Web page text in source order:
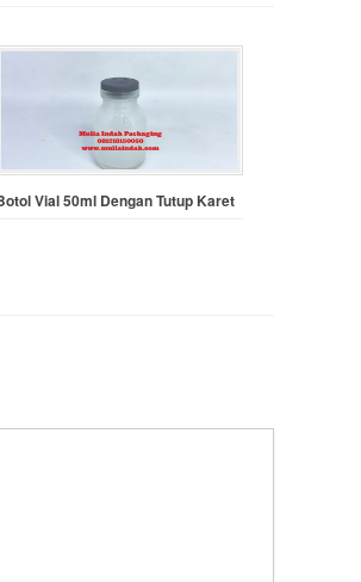
Vial 50ml Dengan Tutup Karet